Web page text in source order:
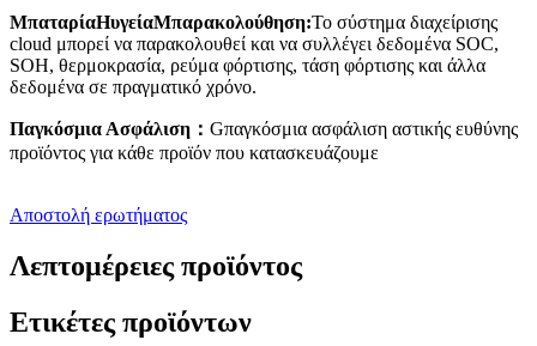
ΜπαταρίαHυγείαMπαρακολούθηση:Το σύστημα διαχείρισης
cloud μπορεί να παρακολουθεί και να συλλέγει δεδομένα SOC,
SOH, θερμοκρασία, ρεύμα φόρτισης, τάση φόρτισης και άλλα
δεδομένα σε πραγματικό χρόνο.
Παγκόσμια Ασφάλιση ： Gπαγκόσμια ασφάλιση αστικής ευθύνης
προϊόντος για κάθε προϊόν που κατασκευάζουμε
Αποστολή ερωτήματος
Λεπτομέρειες προϊόντος
Ετικέτες προϊόντων